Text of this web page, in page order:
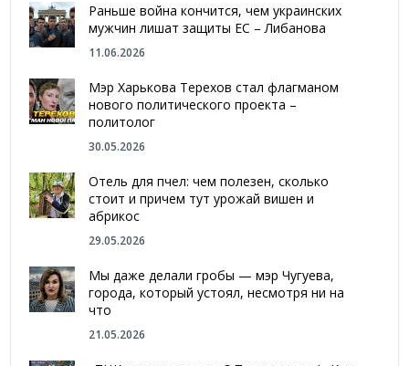
Раньше война кончится, чем украинских
мужчин лишат защиты ЕС – Либанова
11.06.2026
Мэр Харькова Терехов стал флагманом
нового политического проекта –
политолог
30.05.2026
Отель для пчел: чем полезен, сколько
стоит и причем тут урожай вишен и
абрикос
29.05.2026
Мы даже делали гробы — мэр Чугуева,
города, который устоял, несмотря ни на
что
21.05.2026